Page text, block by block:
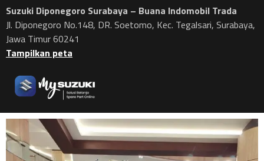
Suzuki Diponegoro Surabaya – Buana Indomobil Trada
Jl. Diponegoro No.148, DR. Soetomo, Kec. Tegalsari, Surabaya,
Jawa Timur 60241
Tampilkan peta